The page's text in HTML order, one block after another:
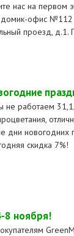
нас на первом
офис №112
проезд, д.1.
не работаем
дни новогодних
скидка 7%!
8 ноября!